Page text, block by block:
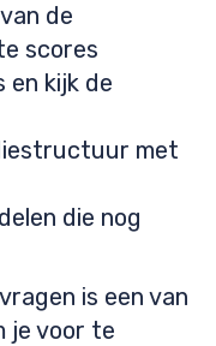
de
scores
en kijk de
met
die nog
is een van
je voor te